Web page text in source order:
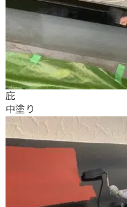
庇
中塗り